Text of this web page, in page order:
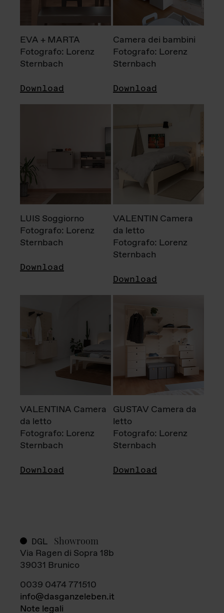
EVA + MARTA
Fotografo: Lorenz
Sternbach
Download
Camera dei bambini
Fotografo: Lorenz
Sternbach
Download
LUIS Soggiorno
Fotografo: Lorenz
Sternbach
Download
VALENTIN Camera
da letto
Fotografo: Lorenz
Sternbach
Download
VALENTINA Camera
da letto
Fotografo: Lorenz
Sternbach
Download
GUSTAV Camera da
letto
Fotografo: Lorenz
Sternbach
Download
DGL Showroom
Via Ragen di Sopra 18b
39031 Brunico
0039 0474 771510
info@dasganzeleben.it
Note legali